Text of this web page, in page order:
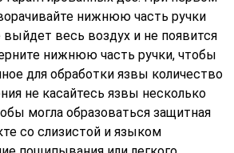
нижнюю часть ручки
выйдет весь воздух и не появится
нижнюю часть ручки, чтобы
для обработки язвы количество
не касайтесь язвы несколько
могла образоваться защитная
со слизистой и языком